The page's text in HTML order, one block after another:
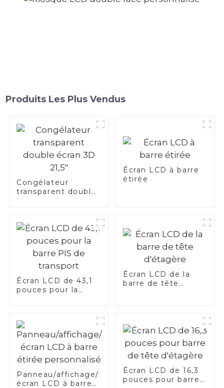
Produits Les Plus Vendus
Congélateur
transparent double
Écran LCD à barre
étirée
Écran LCD de 43,1
pouces pour la
Écran LCD de la
barre de tête
Panneau/affichage/
écran LCD à barre
Écran LCD de 16,3
pouces pour barre